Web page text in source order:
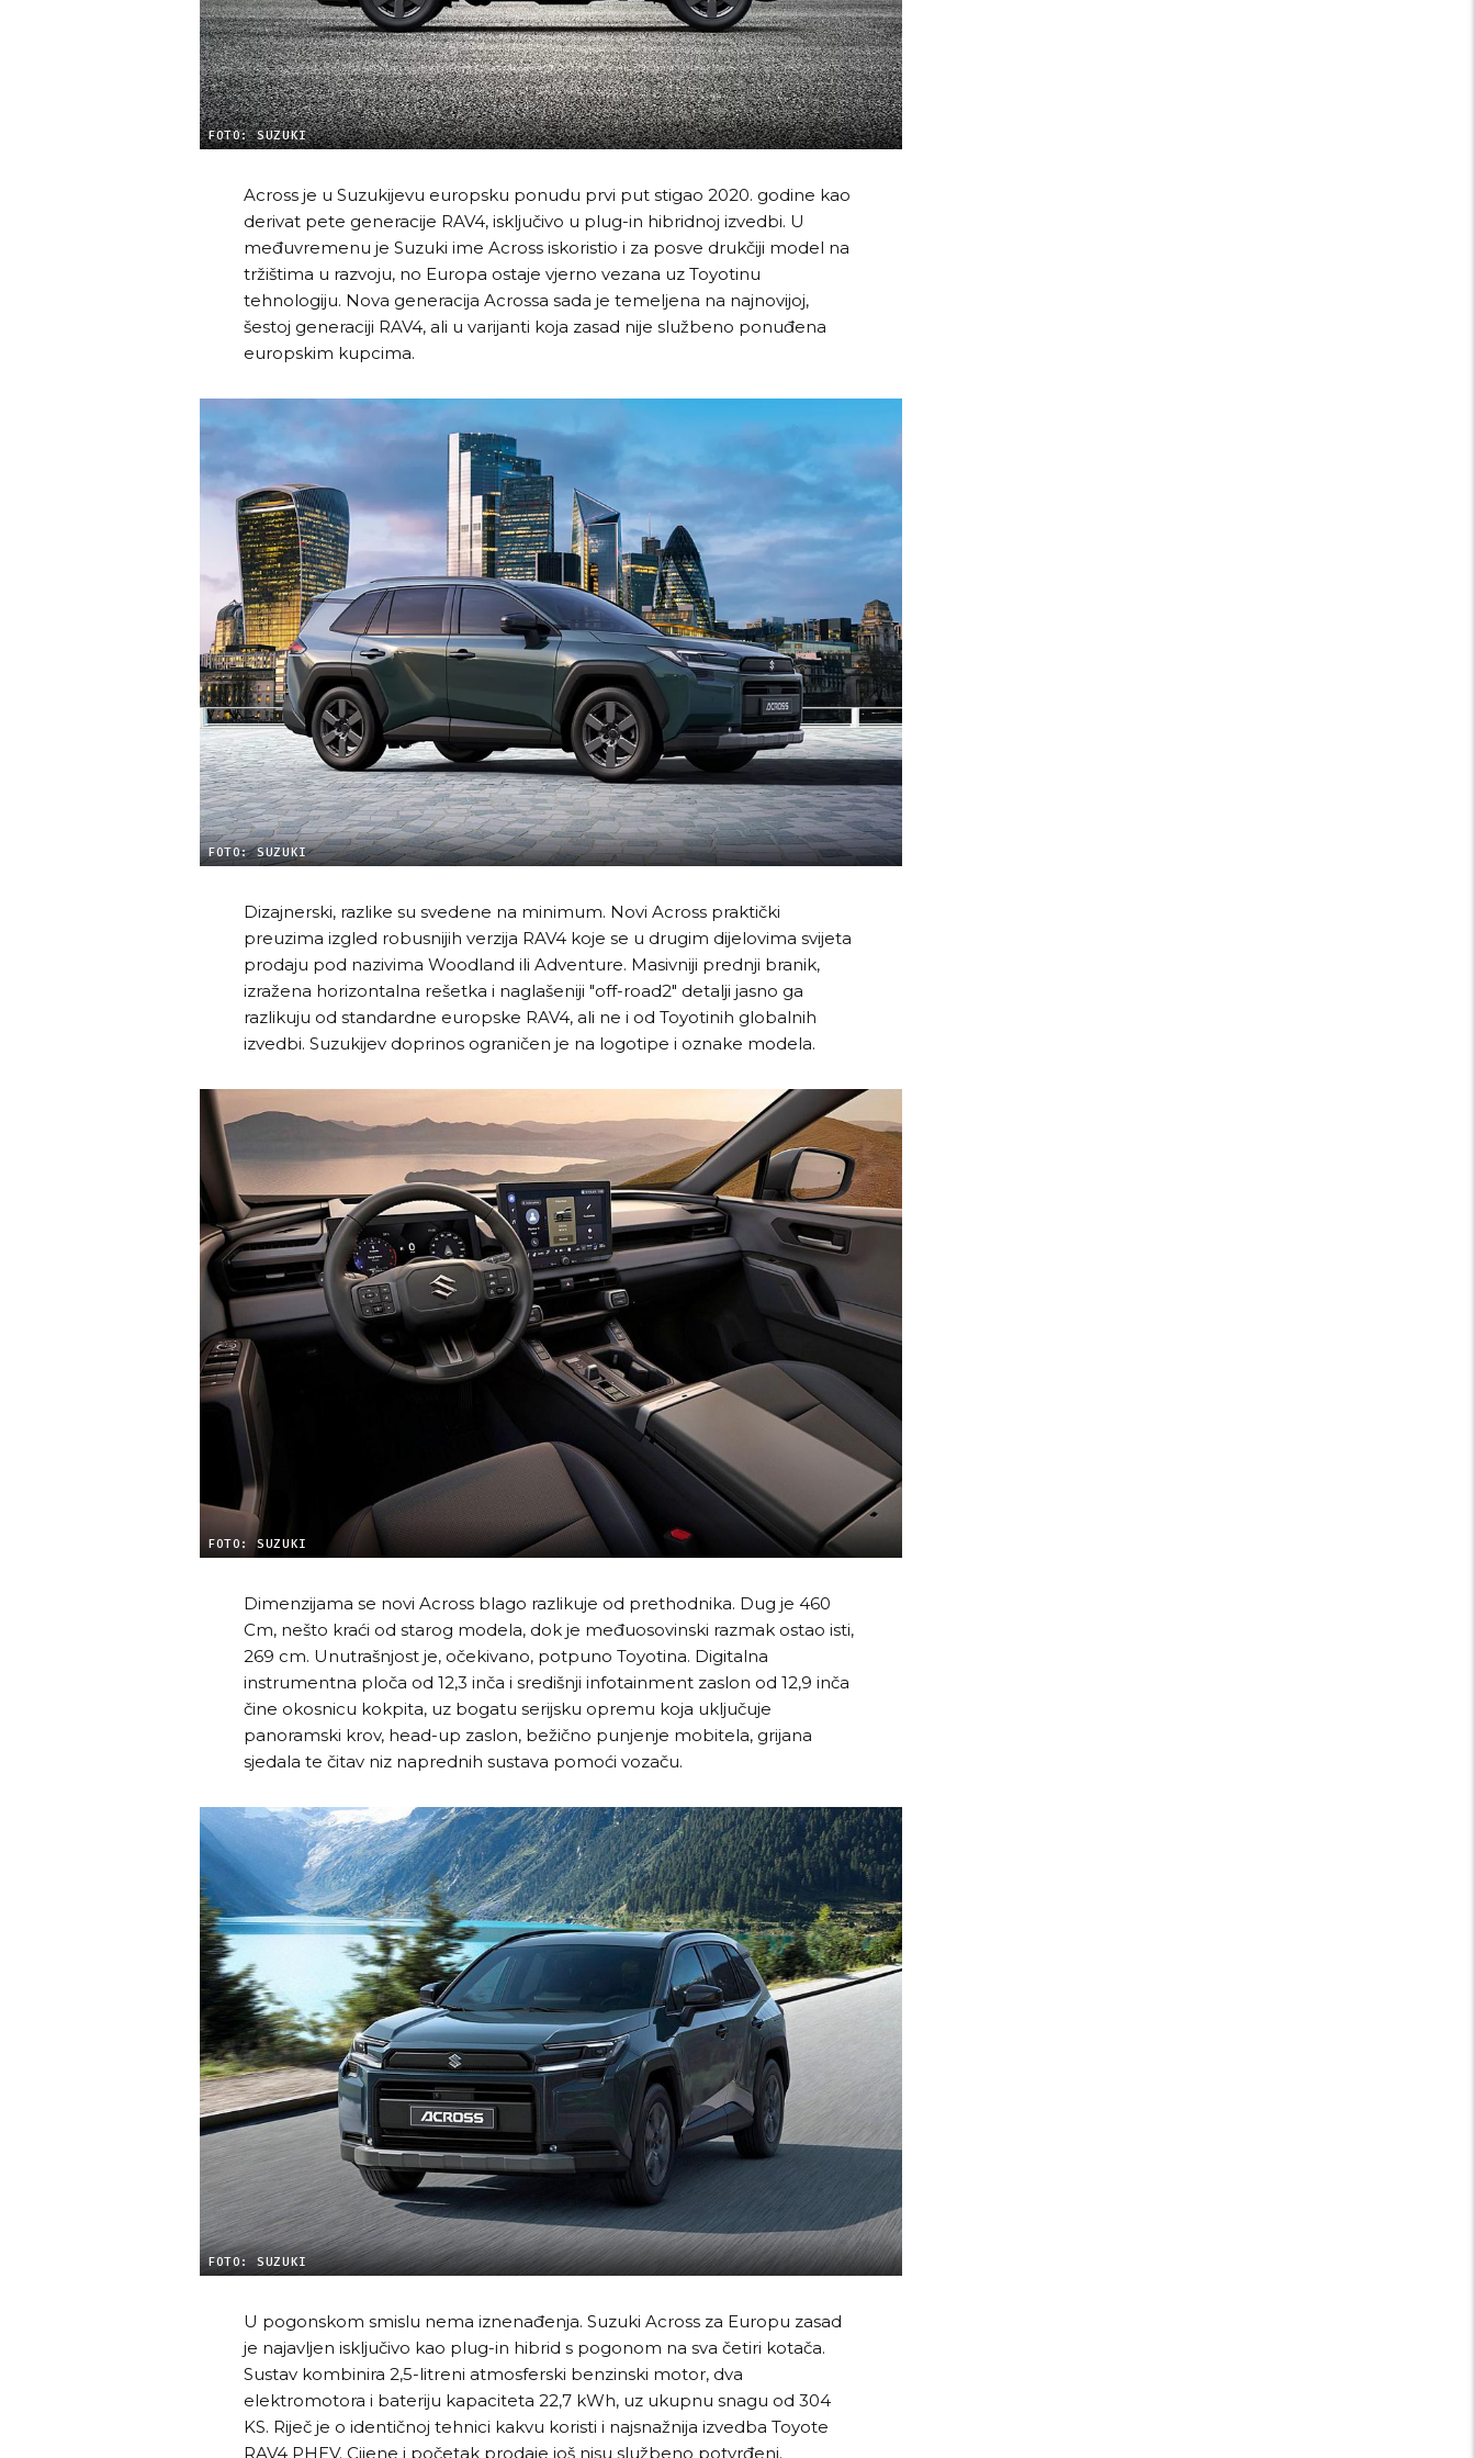
FOTO: SUZUKI
Across je u Suzukijevu europsku ponudu prvi put stigao 2020. godine kao
derivat pete generacije RAV4, isključivo u plug-in hibridnoj izvedbi. U
međuvremenu je Suzuki ime Across iskoristio i za posve drukčiji model na
tržištima u razvoju, no Europa ostaje vjerno vezana uz Toyotinu
tehnologiju. Nova generacija Acrossa sada je temeljena na najnovijoj,
šestoj generaciji RAV4, ali u varijanti koja zasad nije službeno ponuđena
europskim kupcima.
FOTO: SUZUKI
Dizajnerski, razlike su svedene na minimum. Novi Across praktički
preuzima izgled robusnijih verzija RAV4 koje se u drugim dijelovima svijeta
prodaju pod nazivima Woodland ili Adventure. Masivniji prednji branik,
izražena horizontalna rešetka i naglašeniji "off-road2" detalji jasno ga
razlikuju od standardne europske RAV4, ali ne i od Toyotinih globalnih
izvedbi. Suzukijev doprinos ograničen je na logotipe i oznake modela.
FOTO: SUZUKI
Dimenzijama se novi Across blago razlikuje od prethodnika. Dug je 460
Cm, nešto kraći od starog modela, dok je međuosovinski razmak ostao isti,
269 cm. Unutrašnjost je, očekivano, potpuno Toyotina. Digitalna
instrumentna ploča od 12,3 inča i središnji infotainment zaslon od 12,9 inča
čine okosnicu kokpita, uz bogatu serijsku opremu koja uključuje
panoramski krov, head-up zaslon, bežično punjenje mobitela, grijana
sjedala te čitav niz naprednih sustava pomoći vozaču.
FOTO: SUZUKI
U pogonskom smislu nema iznenađenja. Suzuki Across za Europu zasad
je najavljen isključivo kao plug-in hibrid s pogonom na sva četiri kotača.
Sustav kombinira 2,5-litreni atmosferski benzinski motor, dva
elektromotora i bateriju kapaciteta 22,7 kWh, uz ukupnu snagu od 304
KS. Riječ je o identičnoj tehnici kakvu koristi i najsnažnija izvedba Toyote
RAV4 PHEV. Cijene i početak prodaje još nisu službeno potvrđeni.